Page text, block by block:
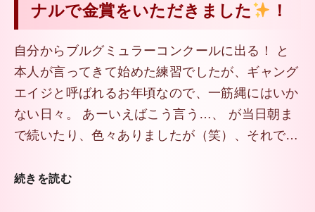
ナルで金賞をいただきました
！
自分からブルグミュラーコンクールに出る！ と
本人が言ってきて始めた練習でしたが、ギャング
エイジと呼ばれるお年頃なので、一筋縄にはいか
ない日々。 あーいえばこう言う…、 が当日朝ま
で続いたり、色々ありましたが（笑）、それで…
続きを読む